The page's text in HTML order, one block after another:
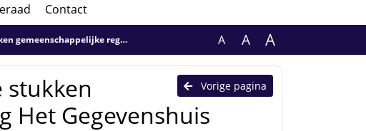
Contact
regeling Het Gegevenshuis A A A
Vorige pagina
stukken
Het Gegevenshuis